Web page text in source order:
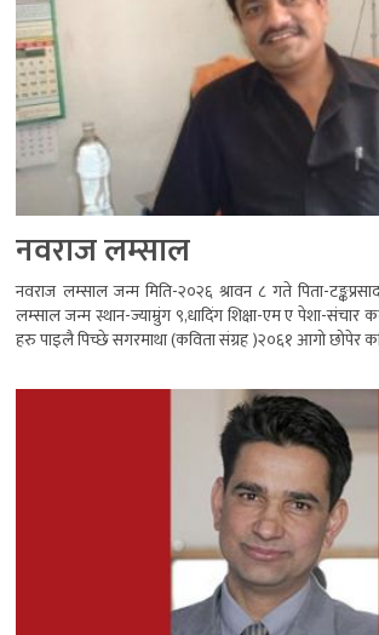
नवराज लम्साल
नवराज लम्साल जन्म मिति-२०२६ श्रावन ८ गते पिता-
लम्साल जन्म स्थान-ज्याम्रुंग ९,धादिंग शिक्षा-एम ए पेशा-संचार
हरु पाइलै पिच्छे सगरमाथा (कविता संग्रह )२०६१ आगो छोपेर